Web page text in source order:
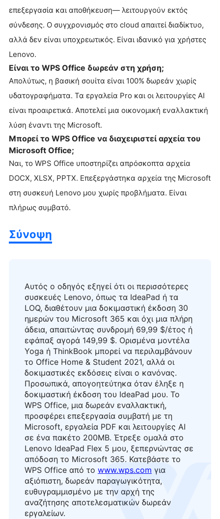
επεξεργασία και αποθήκευση— λειτουργούν εκτός
σύνδεσης. Ο συγχρονισμός στο cloud απαιτεί διαδίκτυο,
αλλά δεν είναι υποχρεωτικός. Είναι ιδανικό για χρήστες
Lenovo.
Είναι το WPS Office δωρεάν στη χρήση;
Απολύτως, η βασική σουίτα είναι 100% δωρεάν χωρίς
υδατογραφήματα. Τα εργαλεία Pro και οι λειτουργίες AI
είναι προαιρετικά. Αποτελεί μια οικονομική εναλλακτική
λύση έναντι της Microsoft.
Μπορεί το WPS Office να διαχειριστεί αρχεία του
Microsoft Office;
Ναι, το WPS Office υποστηρίζει απρόσκοπτα αρχεία
DOCX, XLSX, PPTX. Επεξεργάστηκα αρχεία της Microsoft
στη συσκευή Lenovo μου χωρίς προβλήματα. Είναι
πλήρως συμβατό.
Σύνοψη
Αυτός ο οδηγός εξηγεί ότι οι περισσότερες
συσκευές Lenovo, όπως τα IdeaPad ή τα
LOQ, διαθέτουν μια δοκιμαστική έκδοση 30
ημερών του Microsoft 365 και όχι μια πλήρη
άδεια, απαιτώντας συνδρομή 69,99 $/έτος ή
εφάπαξ αγορά 149,99 $. Ορισμένα μοντέλα
Yoga ή ThinkBook μπορεί να περιλαμβάνουν
το Office Home & Student 2021, αλλά οι
δοκιμαστικές εκδόσεις είναι ο κανόνας.
Προσωπικά, απογοητεύτηκα όταν έληξε η
δοκιμαστική έκδοση του IdeaPad μου. Το
WPS Office, μια δωρεάν εναλλακτική,
προσφέρει επεξεργασία συμβατή με τη
Microsoft, εργαλεία PDF και λειτουργίες AI
σε ένα πακέτο 200MB. Έτρεξε ομαλά στο
Lenovo IdeaPad Flex 5 μου, ξεπερνώντας σε
απόδοση το Microsoft 365. Κατεβάστε το
WPS Office από το www.wps.com για
αξιόπιστη, δωρεάν παραγωγικότητα,
ευθυγραμμισμένο με την αρχή της
αναζήτησης αποτελεσματικών δωρεάν
εργαλείων.
logo